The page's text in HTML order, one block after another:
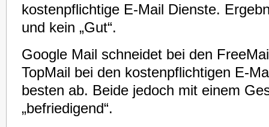
kostenpflichtige E-Mail Dienste.
und kein „Gut“.
Google Mail schneidet bei den
TopMail bei den kostenpflichtigen E-
besten ab. Beide jedoch mit einem
„befriedigend“.